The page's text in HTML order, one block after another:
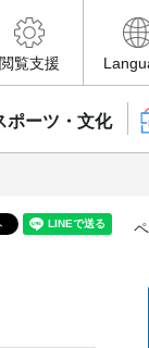
覧支援
ポーツ・文化